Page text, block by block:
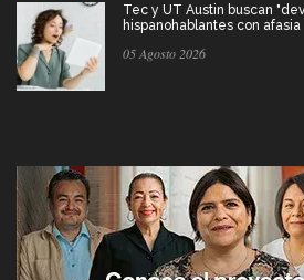
Tec y UT Austin buscan
hispanohablantes con afasia
05 Agosto 2026